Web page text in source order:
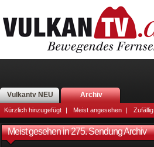
Vulkantv NEU Archiv
Kürzlich hinzugefügt | Meist angesehen | Zufällig
Meist gesehen in 275. Sendung Archiv